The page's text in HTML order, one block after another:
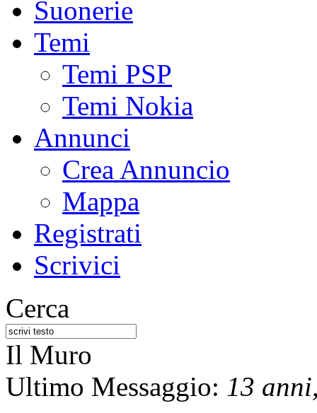
Suonerie
Temi
Temi PSP
Temi Nokia
Annunci
Crea Annuncio
Mappa
Registrati
Scrivici
Cerca
Il Muro
Ultimo Messaggio: 13